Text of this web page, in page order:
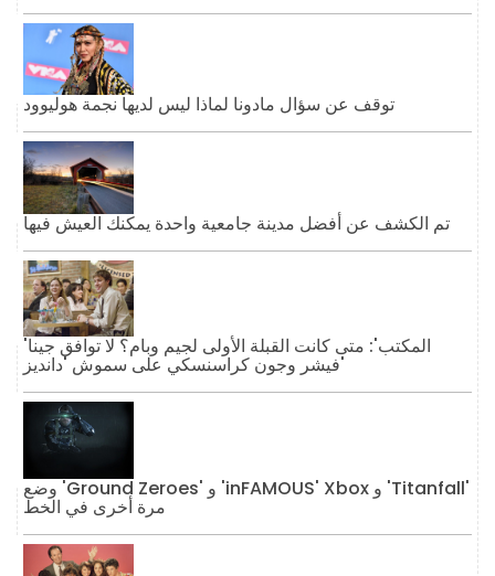
توقف عن سؤال مادونا لماذا ليس لديها نجمة هوليوود
تم الكشف عن أفضل مدينة جامعية واحدة يمكنك العيش فيها
'المكتب': متى كانت القبلة الأولى لجيم وبام؟ لا توافق جينا
فيشر وجون كراسنسكي على سموش 'دانديز'
وضع 'Ground Zeroes' و 'inFAMOUS' Xbox و 'Titanfall'
مرة أخرى في الخط